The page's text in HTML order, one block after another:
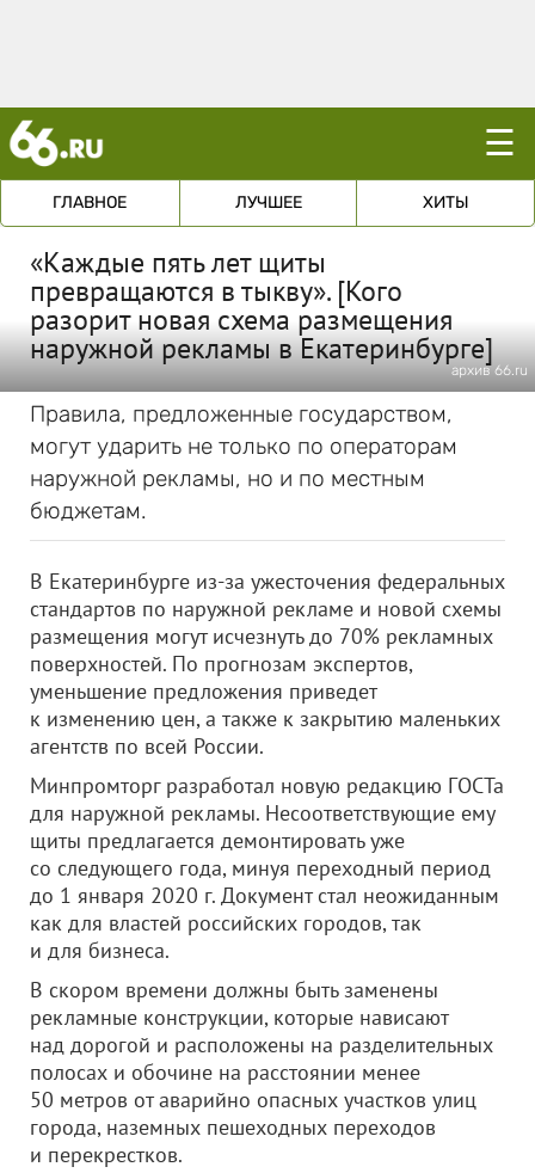
☰
ГЛАВНОЕ ЛУЧШЕЕ ХИТЫ
«Каждые пять лет щиты
превращаются в тыкву». [Кого
разорит новая схема размещения
наружной рекламы в Екатеринбурге]
архив 66.ru
Правила, предложенные государством,
могут ударить не только по операторам
наружной рекламы, но и по местным
бюджетам.
В Екатеринбурге из-за ужесточения федеральных
стандартов по наружной рекламе и новой схемы
размещения могут исчезнуть до 70% рекламных
поверхностей. По прогнозам экспертов,
уменьшение предложения приведет
к изменению цен, а также к закрытию маленьких
агентств по всей России.
Минпромторг разработал новую редакцию ГОСТа
для наружной рекламы. Несоответствующие ему
щиты предлагается демонтировать уже
со следующего года, минуя переходный период
до 1 января 2020 г. Документ стал неожиданным
как для властей российских городов, так
и для бизнеса.
В скором времени должны быть заменены
рекламные конструкции, которые нависают
над дорогой и расположены на разделительных
полосах и обочине на расстоянии менее
50 метров от аварийно опасных участков улиц
города, наземных пешеходных переходов
и перекрестков.